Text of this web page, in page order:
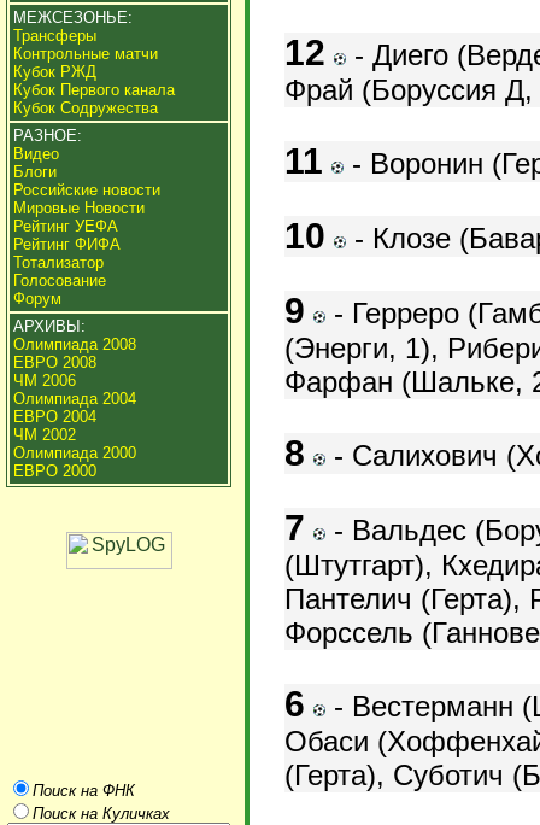
МЕЖСЕЗОНЬЕ:
Трансферы
Контрольные матчи
Кубок РЖД
Кубок Первого канала
Кубок Содружества
РАЗНОЕ:
Видео
Блоги
Российские новости
Мировые Новости
Рейтинг УЕФА
Рейтинг ФИФА
Тотализатор
Голосование
Форум
АРХИВЫ:
Олимпиада 2008
ЕВРО 2008
ЧМ 2006
Олимпиада 2004
ЕВРО 2004
ЧМ 2002
Олимпиада 2000
ЕВРО 2000
Поиск на ФНК
Поиск на Куличках
12 - Диего
Фрай (Боруссия Д,
11 - Воронин
10 - Клозе
9 - Герреро
(Энерги, 1),
Фарфан (Шальке,
8 - Салихович
7 - Вальдес
(Штутгарт),
Пантелич (Герта),
Форссель
6
- Вестерманн
Обаси
(Герта), Суботич